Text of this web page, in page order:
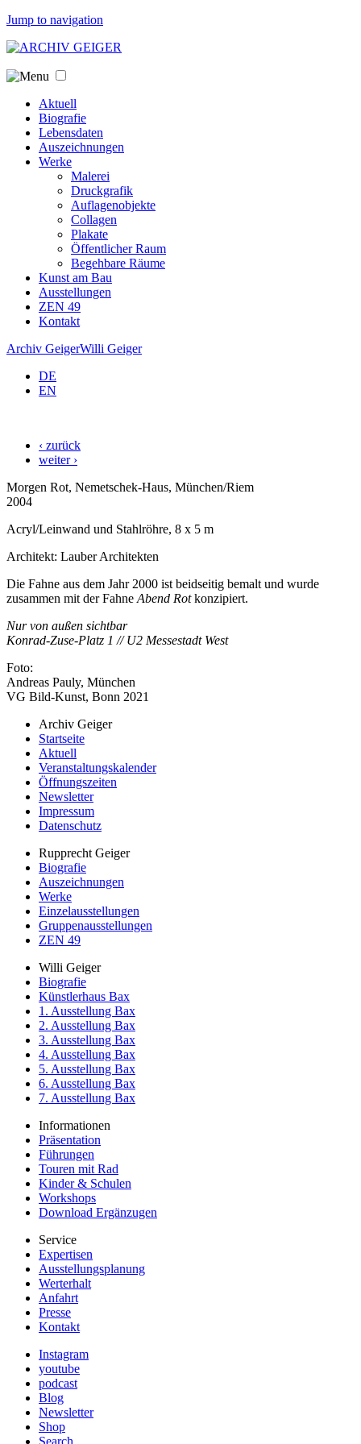
Jump to navigation
Aktuell
Biografie
Lebensdaten
Auszeichnungen
Werke
Malerei
Druckgrafik
Auflagenobjekte
Collagen
Plakate
Öffentlicher Raum
Begehbare Räume
Kunst am Bau
Ausstellungen
ZEN 49
Kontakt
Archiv GeigerWilli Geiger
DE
EN
‹ zurück
weiter ›
Morgen Rot, Nemetschek-Haus, München/Riem
2004
Acryl/Leinwand und Stahlröhre, 8 x 5 m
Architekt: Lauber Architekten
Die Fahne aus dem Jahr 2000 ist beidseitig bemalt und wurde
zusammen mit der Fahne Abend Rotkonzipiert.
Nur von außen sichtbar
Konrad-Zuse-Platz 1 // U2 Messestadt West
Foto:
Andreas Pauly, München
VG Bild-Kunst, Bonn 2021
Archiv Geiger
Startseite
Aktuell
Veranstaltungskalender
Öffnungszeiten
Newsletter
Impressum
Datenschutz
Rupprecht Geiger
Biografie
Auszeichnungen
Werke
Einzelausstellungen
Gruppenausstellungen
ZEN 49
Willi Geiger
Biografie
Künstlerhaus Bax
1. Ausstellung Bax
2. Ausstellung Bax
3. Ausstellung Bax
4. Ausstellung Bax
5. Ausstellung Bax
6. Ausstellung Bax
7. Ausstellung Bax
Informationen
Präsentation
Führungen
Touren mit Rad
Kinder & Schulen
Workshops
Download Ergänzugen
Service
Expertisen
Ausstellungsplanung
Werterhalt
Anfahrt
Presse
Kontakt
Instagram
youtube
podcast
Blog
Newsletter
Shop
Search